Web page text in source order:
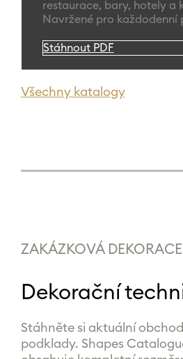
restaurace, bary, hotely a
Navržené pro každodenní
Stáhnout PDF
Všechny katalogy
ZAKÁZKOVÁ DEKORACE
Dekorační
Stáhněte si aktuální
podklady. Shapes